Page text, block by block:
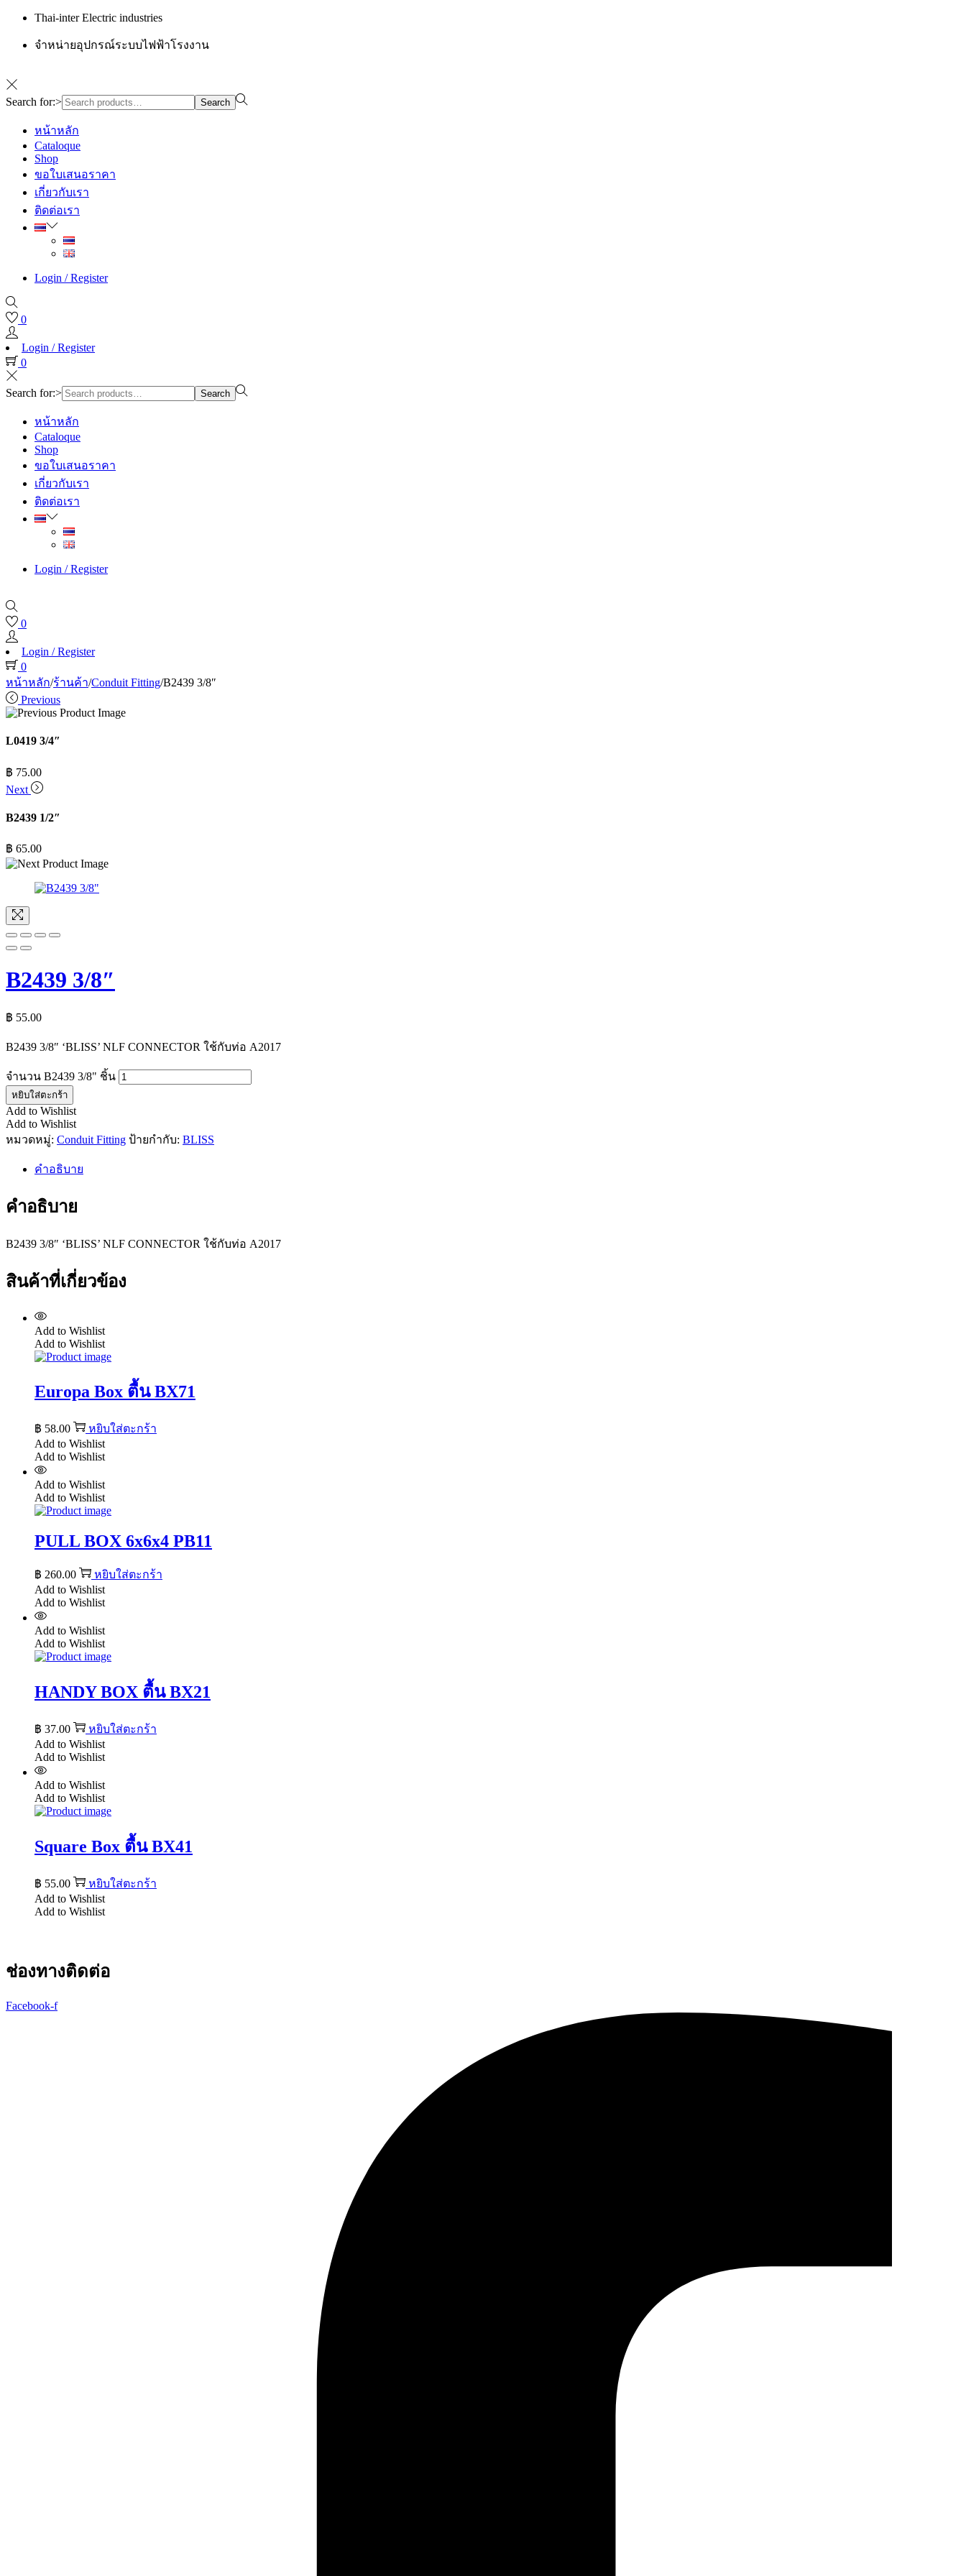
Thai-inter Electric industries
จำหน่ายอุปกรณ์ระบบไฟฟ้าโรงงาน
Search for:> Search
หน้าหลัก
Cataloque
Shop
ขอใบเสนอราคา
เกี่ยวกับเรา
ติดต่อเรา
Login / Register
0
Login / Register
0
Search for:> Search
หน้าหลัก
Cataloque
Shop
ขอใบเสนอราคา
เกี่ยวกับเรา
ติดต่อเรา
Login / Register
0
Login / Register
0
หน้าหลัก/ร้านค้า/Conduit Fitting/B2439 3/8″
Previous
L0419 3/4″
฿ 75.00
Next
B2439 1/2″
฿ 65.00
B2439 3/8″
฿ 55.00
B2439 3/8″ ‘BLISS’ NLF CONNECTOR ใช้กับท่อ A2017
จำนวน B2439 3/8" ชิ้น
หยิบใส่ตะกร้า
Add to Wishlist
Add to Wishlist
หมวดหมู่: Conduit Fitting ป้ายกำกับ: BLISS
คำอธิบาย
คำอธิบาย
B2439 3/8″ ‘BLISS’ NLF CONNECTOR ใช้กับท่อ A2017
สินค้าที่เกี่ยวข้อง
Add to Wishlist
Add to Wishlist
Europa Box ตื้น BX71
฿ 58.00
หยิบใส่ตะกร้า
Add to Wishlist
Add to Wishlist
Add to Wishlist
Add to Wishlist
PULL BOX 6x6x4 PB11
฿ 260.00
หยิบใส่ตะกร้า
Add to Wishlist
Add to Wishlist
Add to Wishlist
Add to Wishlist
HANDY BOX ตื้น BX21
฿ 37.00
หยิบใส่ตะกร้า
Add to Wishlist
Add to Wishlist
Add to Wishlist
Add to Wishlist
Square Box ตื้น BX41
฿ 55.00
หยิบใส่ตะกร้า
Add to Wishlist
Add to Wishlist
ช่องทางติดต่อ
Facebook-f